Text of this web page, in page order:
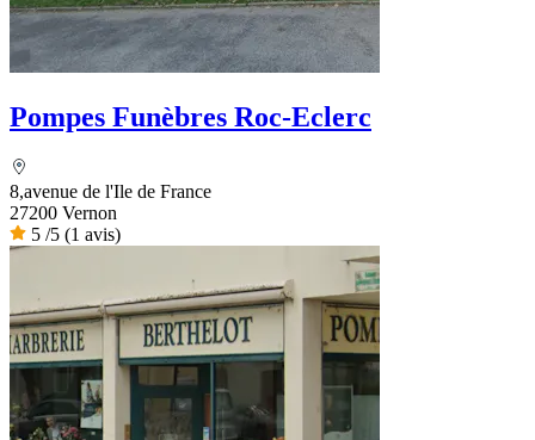
Pompes Funèbres Roc-Eclerc
8,avenue de l'Ile de France
27200 Vernon
5 /5 (1 avis)